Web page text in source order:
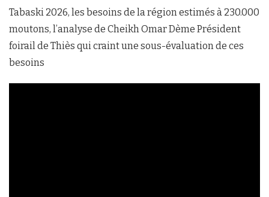
Tabaski 2026, les besoins de la région estimés à 230.000
moutons, l’analyse de Cheikh Omar Dème Président
foirail de Thiès qui craint une sous-évaluation de ces
besoins